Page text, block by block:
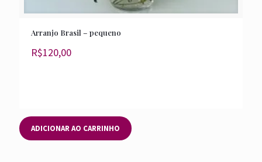
Arranjo Brasil – pequeno
R$120,00
ADICIONAR AO CARRINHO